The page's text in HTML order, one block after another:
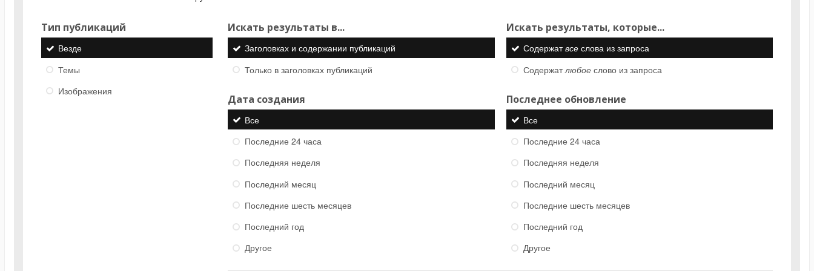
Тип публикаций
Везде
Темы
Изображения
Искать результаты в...
Заголовках и содержании публикаций
Только в заголовках публикаций
Искать результаты, которые...
Содержатвсеслова из запроса
Содержатлюбоеслово из запроса
Дата создания
Все
Последние 24 часа
Последняя неделя
Последний месяц
Последние шесть месяцев
Последний год
Другое
Последнее обновление
Все
Последние 24 часа
Последняя неделя
Последний месяц
Последние шесть месяцев
Последний год
Другое